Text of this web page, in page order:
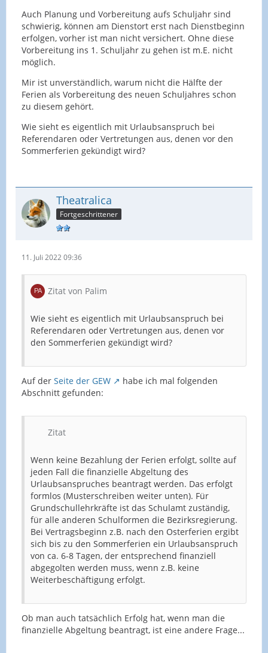
Auch Planung und Vorbereitung aufs Schuljahr sind
schwierig, können am Dienstort erst nach Dienstbeginn
erfolgen, vorher ist man nicht versichert. Ohne diese
Vorbereitung ins 1. Schuljahr zu gehen ist m.E. nicht
möglich.
Mir ist unverständlich, warum nicht die Hälfte der
Ferien als Vorbereitung des neuen Schuljahres schon
zu diesem gehört.
Wie sieht es eigentlich mit Urlaubsanspruch bei
Referendaren oder Vertretungen aus, denen vor den
Sommerferien gekündigt wird?
Theatralica
Fortgeschrittener
11. Juli 2022 09:36
Zitat von Palim
Wie sieht es eigentlich mit Urlaubsanspruch bei
Referendaren oder Vertretungen aus, denen vor
den Sommerferien gekündigt wird?
Auf der Seite der GEW
habe ich mal folgenden
Abschnitt gefunden:
Zitat
Wenn keine Bezahlung der Ferien erfolgt, sollte auf
jeden Fall die finanzielle Abgeltung des
Urlaubsanspruches beantragt werden. Das erfolgt
formlos (Musterschreiben weiter unten). Für
Grundschullehrkräfte ist das Schulamt zuständig,
für alle anderen Schulformen die Bezirksregierung.
Bei Vertragsbeginn z.B. nach den Osterferien ergibt
sich bis zu den Sommerferien ein Urlaubsanspruch
von ca. 6-8 Tagen, der entsprechend finanziell
abgegolten werden muss, wenn z.B. keine
Weiterbeschäftigung erfolgt.
Ob man auch tatsächlich Erfolg hat, wenn man die
finanzielle Abgeltung beantragt, ist eine andere Frage...